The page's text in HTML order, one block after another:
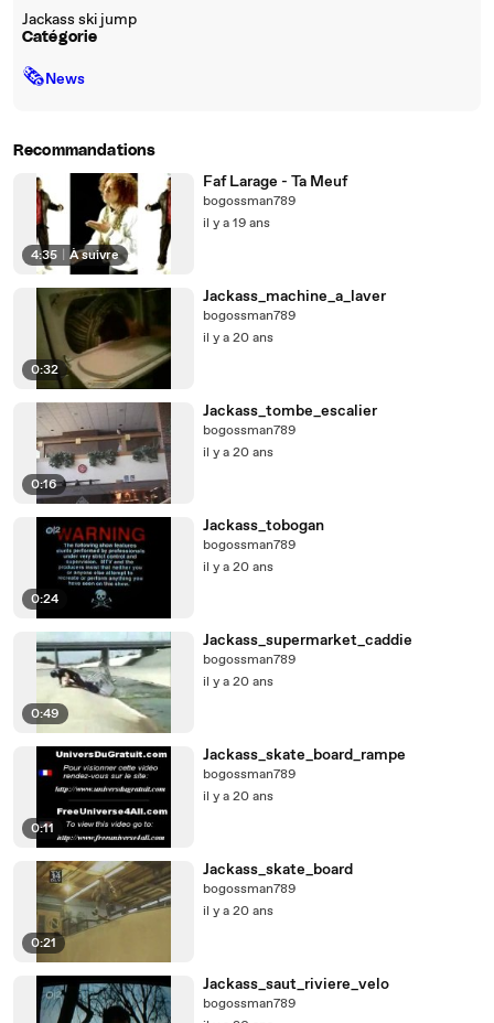
Jackass ski jump
Catégorie
🗞News
Recommandations
4:35 À suivre
Faf Larage - Ta Meuf
bogossman789
il y a 19 ans
0:32
Jackass_machine_a_laver
bogossman789
il y a 20 ans
0:16
Jackass_tombe_escalier
bogossman789
il y a 20 ans
0:24
Jackass_tobogan
bogossman789
il y a 20 ans
0:49
Jackass_supermarket_caddie
bogossman789
il y a 20 ans
0:11
Jackass_skate_board_rampe
bogossman789
il y a 20 ans
0:21
Jackass_skate_board
bogossman789
il y a 20 ans
Jackass_saut_riviere_velo
bogossman789